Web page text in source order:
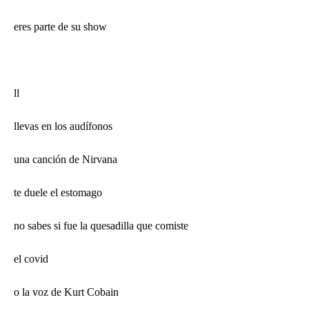
eres parte de su show
ll
llevas en los audífonos
una canción de Nirvana
te duele el estomago
no sabes si fue la quesadilla que comiste
el covid
o la voz de Kurt Cobain